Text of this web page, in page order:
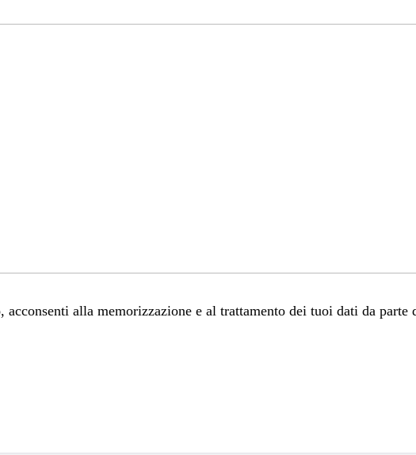
alla memorizzazione e al trattamento dei tuoi dati da parte